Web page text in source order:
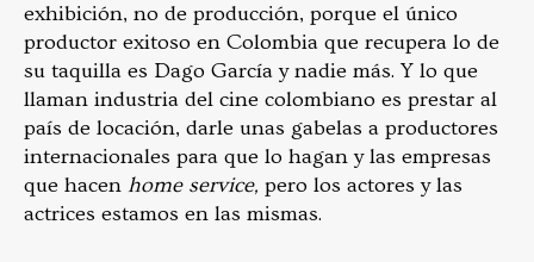
exhibición, no de producción, porque el único
productor exitoso en Colombia que recupera lo de
su taquilla es Dago García y nadie más. Y lo que
llaman industria del cine colombiano es prestar al
país de locación, darle unas gabelas a productores
internacionales para que lo hagan y las empresas
que hacen home service, pero los actores y las
actrices estamos en las mismas.